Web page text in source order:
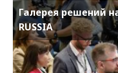
Галерея решений
RUSSIA